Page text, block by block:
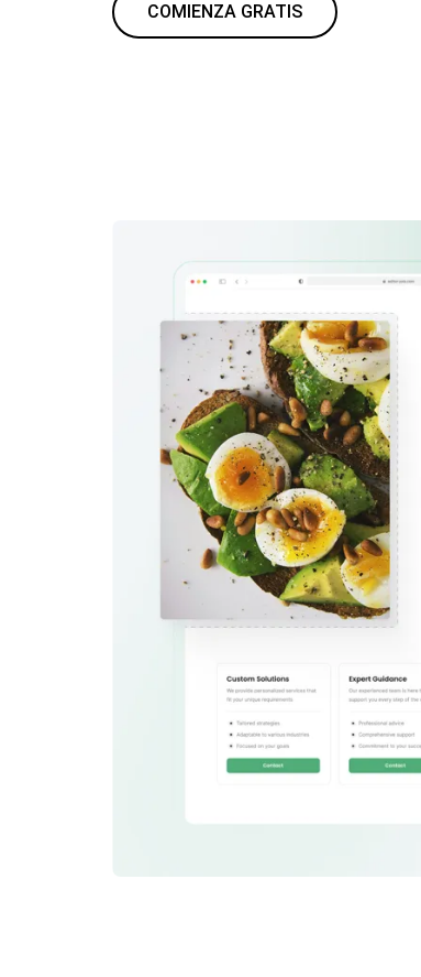
COMIENZA GRATIS